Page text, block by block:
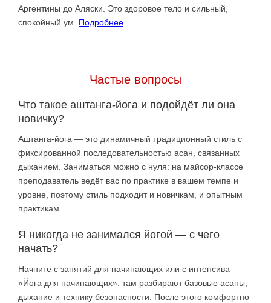
Аргентины до Аляски. Это здоровое тело и сильный,
спокойный ум. Подробнее
Частые вопросы
Что такое аштанга-йога и подойдёт ли она
новичку?
Аштанга-йога — это динамичный традиционный стиль с
фиксированной последовательностью асан, связанных
дыханием. Заниматься можно с нуля: на майсор-классе
преподаватель ведёт вас по практике в вашем темпе и
уровне, поэтому стиль подходит и новичкам, и опытным
практикам.
Я никогда не занимался йогой — с чего
начать?
Начните с занятий для начинающих или с интенсива
«Йога для начинающих»: там разбирают базовые асаны,
дыхание и технику безопасности. После этого комфортно